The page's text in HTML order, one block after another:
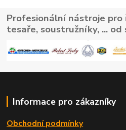
Profesionální nástroje
tesaře, soustružníky, ...
Informace pro zákazníky
Obchodní podmínky